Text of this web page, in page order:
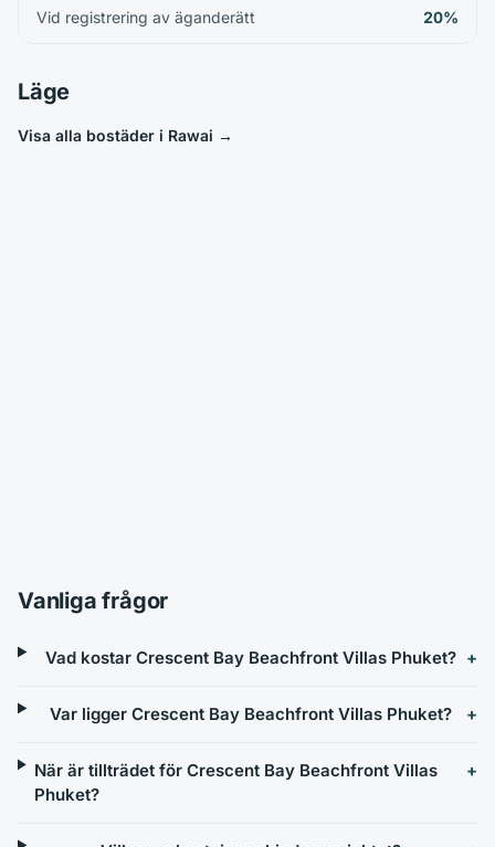
Vid registrering av äganderätt 20%
Läge
Visa alla bostäder i Rawai →
Vanliga frågor
Vad kostar Crescent Bay Beachfront Villas Phuket?
Var ligger Crescent Bay Beachfront Villas Phuket?
När är tillträdet för Crescent Bay Beachfront Villas
Phuket?